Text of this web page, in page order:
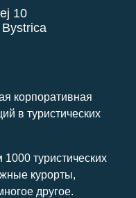
10
корпоративная
в туристических
туристических
курорты,
другое.